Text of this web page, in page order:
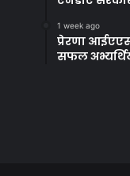
1 week ago
प्रेरणा
सफल